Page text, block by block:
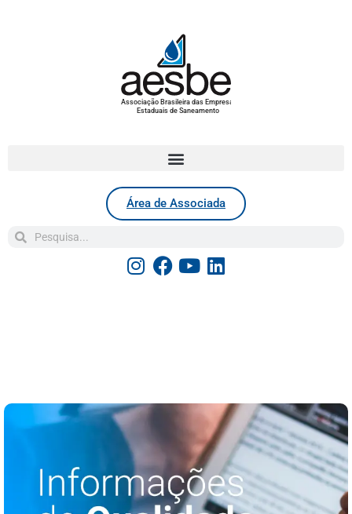
Associação Brasileira das Empresas
Estaduais de Saneamento
Área de Associada